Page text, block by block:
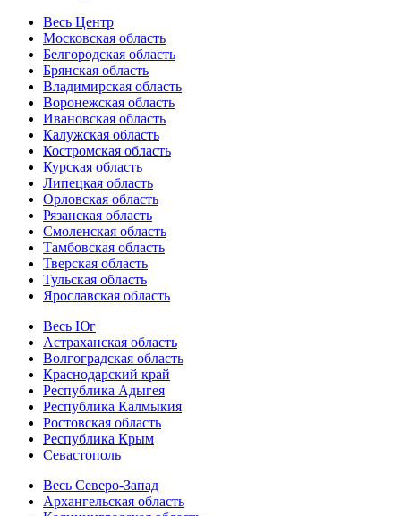
Весь Центр
Московская область
Белгородская область
Брянская область
Владимирская область
Воронежская область
Ивановская область
Калужская область
Костромская область
Курская область
Липецкая область
Орловская область
Рязанская область
Смоленская область
Тамбовская область
Тверская область
Тульская область
Ярославская область
Весь Юг
Астраханская область
Волгоградская область
Краснодарский край
Республика Адыгея
Республика Калмыкия
Ростовская область
Республика Крым
Севастополь
Весь Северо-Запад
Архангельская область